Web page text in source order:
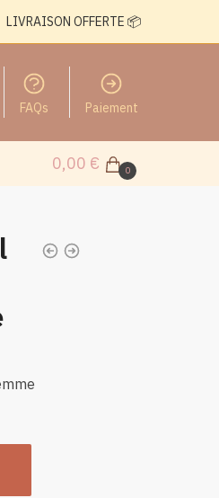
LIVRAISON OFFERTE 📦
FAQs Paiement
0,00 € 0